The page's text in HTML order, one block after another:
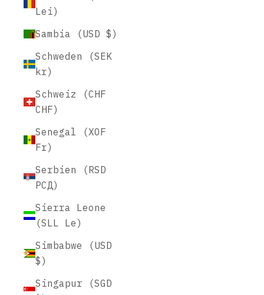
Lei)
Sambia (USD $)
Schweden (SEK
kr)
Schweiz (CHF
CHF)
Senegal (XOF
Fr)
Serbien (RSD
РСД)
Sierra Leone
(SLL Le)
Simbabwe (USD
$)
Singapur (SGD